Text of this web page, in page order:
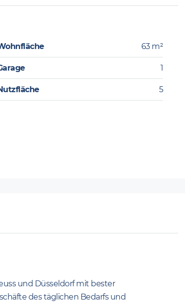
63 m²
1
5
und Düsseldorf mit bester
des täglichen Bedarfs und